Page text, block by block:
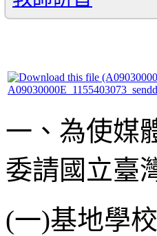
一、為使媒
委請國立臺
(一)基地學